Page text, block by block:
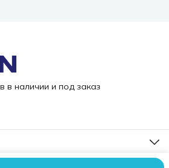
в наличии и под заказ